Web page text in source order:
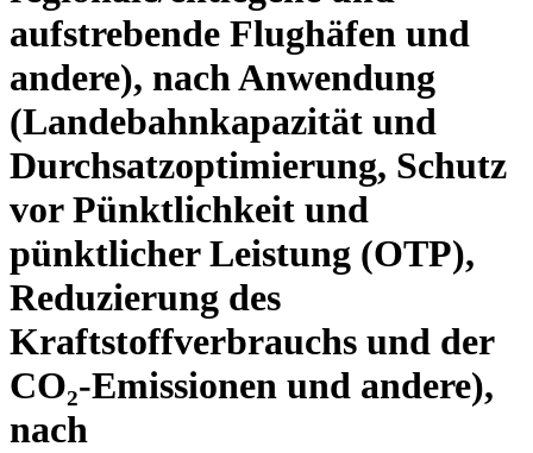
aufstrebende Flughäfen und
andere), nach Anwendung
(Landebahnkapazität und
Durchsatzoptimierung, Schutz
vor Pünktlichkeit und
pünktlicher Leistung (OTP),
Reduzierung des
Kraftstoffverbrauchs und der
CO₂-Emissionen und andere),
nach